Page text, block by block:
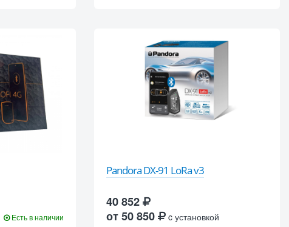
Есть в наличии
Pandora DX-91 LoRa v3
40 852
от 50 850
c установкой